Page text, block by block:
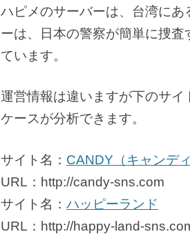
ハピメのサーバーは、台湾に
ーは、日本の警察が簡単に捜
ています。
運営情報は違いますが下のサ
ケースが分析できます。
サイト名： CANDY（キャンディ
URL：http://candy-sns.com
サイト名： ハッピーランド
URL：http://happy-land-